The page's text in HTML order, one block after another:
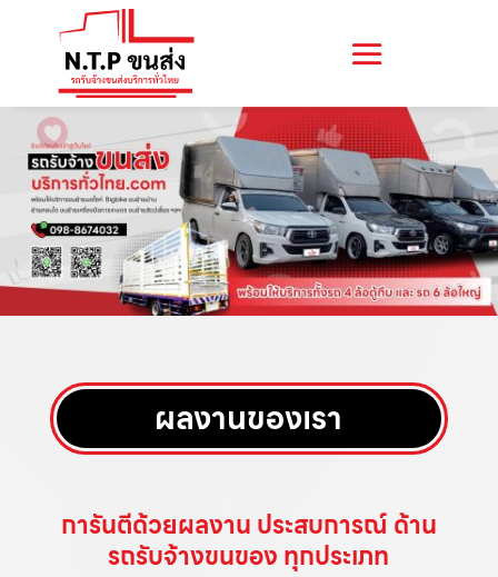
ผลงานของเรา
การันตีด้วยผลงาน ประสบการณ์ ด้าน
รถรับจ้างขนของ ทุกประเภท